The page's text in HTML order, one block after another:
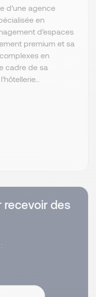
d’une agence
en
d’espaces
premium et sa
en
cadre de sa
recevoir des